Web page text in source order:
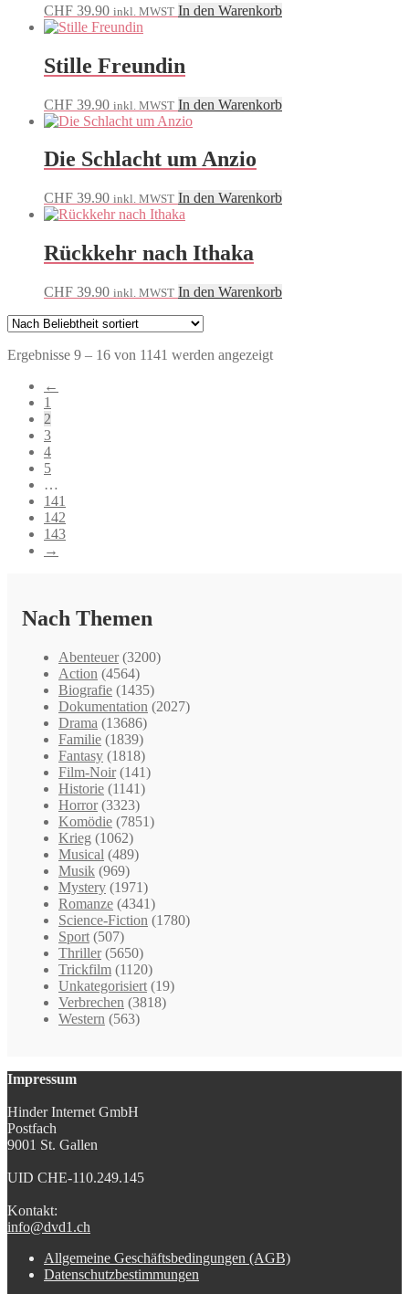
CHF 39.90 inkl. MWST In den Warenkorb
Stille Freundin
CHF 39.90 inkl. MWST In den Warenkorb
Die Schlacht um Anzio
CHF 39.90 inkl. MWST In den Warenkorb
Rückkehr nach Ithaka
CHF 39.90 inkl. MWST In den Warenkorb
Ergebnisse 9 – 16 von 1141 werden angezeigtNach
←
1
2
3
4
5
…
141
142
143
→
Nach Themen
Abenteuer (3200)
Action (4564)
Biografie (1435)
Dokumentation (2027)
Drama (13686)
Familie (1839)
Fantasy (1818)
Film-Noir (141)
Historie (1141)
Horror (3323)
Komödie (7851)
Krieg (1062)
Musical (489)
Musik (969)
Mystery (1971)
Romanze (4341)
Science-Fiction (1780)
Sport (507)
Thriller (5650)
Trickfilm (1120)
Unkategorisiert (19)
Verbrechen (3818)
Western (563)
Impressum
Hinder Internet GmbH
Postfach
9001 St. Gallen
UID CHE-110.249.145
Kontakt:
info@dvd1.ch
Allgemeine Geschäftsbedingungen (AGB)
Datenschutzbestimmungen